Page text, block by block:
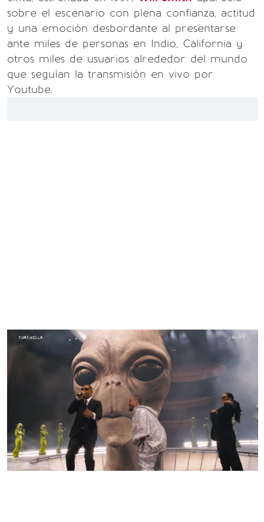
sobre el escenario con plena confianza, actitud
y una emoción desbordante al presentarse
ante miles de personas en Indio, California y
otros miles de usuarios alrededor del mundo
que seguían la transmisión en vivo por
Youtube.